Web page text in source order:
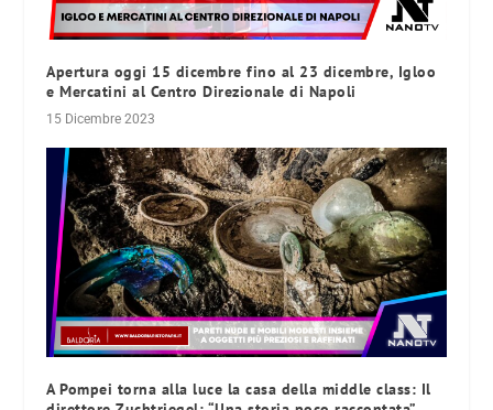
Apertura oggi 15 dicembre fino al 23 dicembre, Igloo
e Mercatini al Centro Direzionale di Napoli
15 Dicembre 2023
A Pompei torna alla luce la casa della middle class: Il